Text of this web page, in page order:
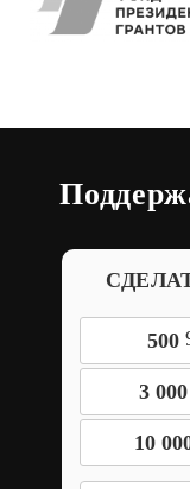
500
3 000
10